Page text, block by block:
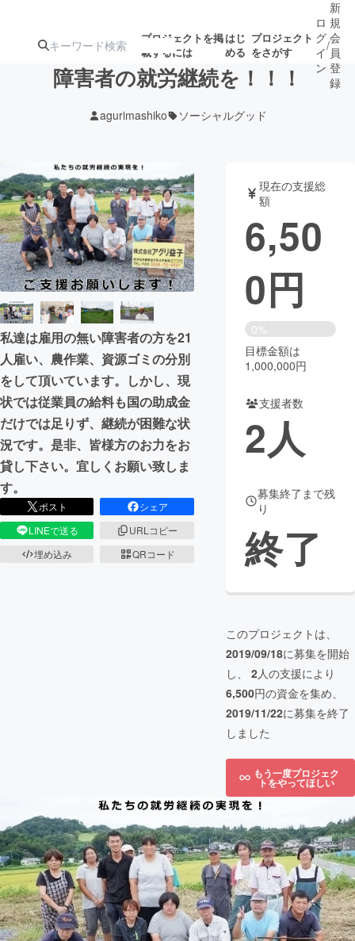
プロジェクトを掲
載するには
はじ
める
プロジェクト
をさがす
アート・写真
テクノロジー・ガジェット ゲーム・サ
映像・映画
ビジネス・起業 チャレンジ
まちづくり・地域活性化
CAMPFIRE for Social Good
CAMPFIRE Creation
CAMPFIREふるさと納税 machi-ya コミュニティ
ロ
グ
イ
ン
/
新
規
会
員
登
録
障害者の就労継続を！！！
agurimashiko ソーシャルグッド
私達は雇用の無い障害者の方を21
人雇い、農作業、資源ゴミの分別
をして頂いています。しかし、現
状では従業員の給料も国の助成金
だけでは足りず、継続が困難な状
況です。是非、皆様方のお力をお
貸し下さい。宜しくお願い致しま
す。
ポスト
シェア
LINEで送る
URLコピー
埋め込み
QRコード
現在の支援総
額
6,50
0円
0%
目標金額は
1,000,000円
支援者数
2人
募集終了まで残
り
終了
このプロジェクトは、
2019/09/18に募集を開始
し、 2人の支援により
6,500円の資金を集め、
2019/11/22に募集を終了
しました
もう一度プロジェク
トをやってほしい